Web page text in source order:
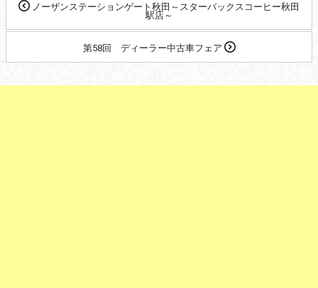
ノーザンステーションゲート秋田～スターバックスコーヒー秋田
駅店～
第58回 ディーラー中古車フェア